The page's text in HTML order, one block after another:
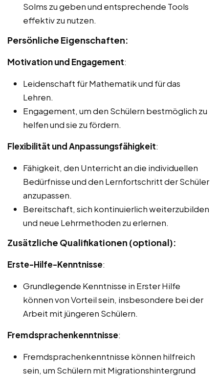
Solms zu geben und entsprechende Tools
effektiv zu nutzen.
Persönliche Eigenschaften:
Motivation und Engagement:
Leidenschaft für Mathematik und für das
Lehren.
Engagement, um den Schülern bestmöglich zu
helfen und sie zu fördern.
Flexibilität und Anpassungsfähigkeit:
Fähigkeit, den Unterricht an die individuellen
Bedürfnisse und den Lernfortschritt der Schüler
anzupassen.
Bereitschaft, sich kontinuierlich weiterzubilden
und neue Lehrmethoden zu erlernen.
Zusätzliche Qualifikationen (optional):
Erste-Hilfe-Kenntnisse:
Grundlegende Kenntnisse in Erster Hilfe
können von Vorteil sein, insbesondere bei der
Arbeit mit jüngeren Schülern.
Fremdsprachenkenntnisse:
Fremdsprachenkenntnisse können hilfreich
sein, um Schülern mit Migrationshintergrund